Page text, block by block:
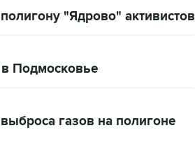
"Ядрово" активистов
Подмосковье
газов на полигоне